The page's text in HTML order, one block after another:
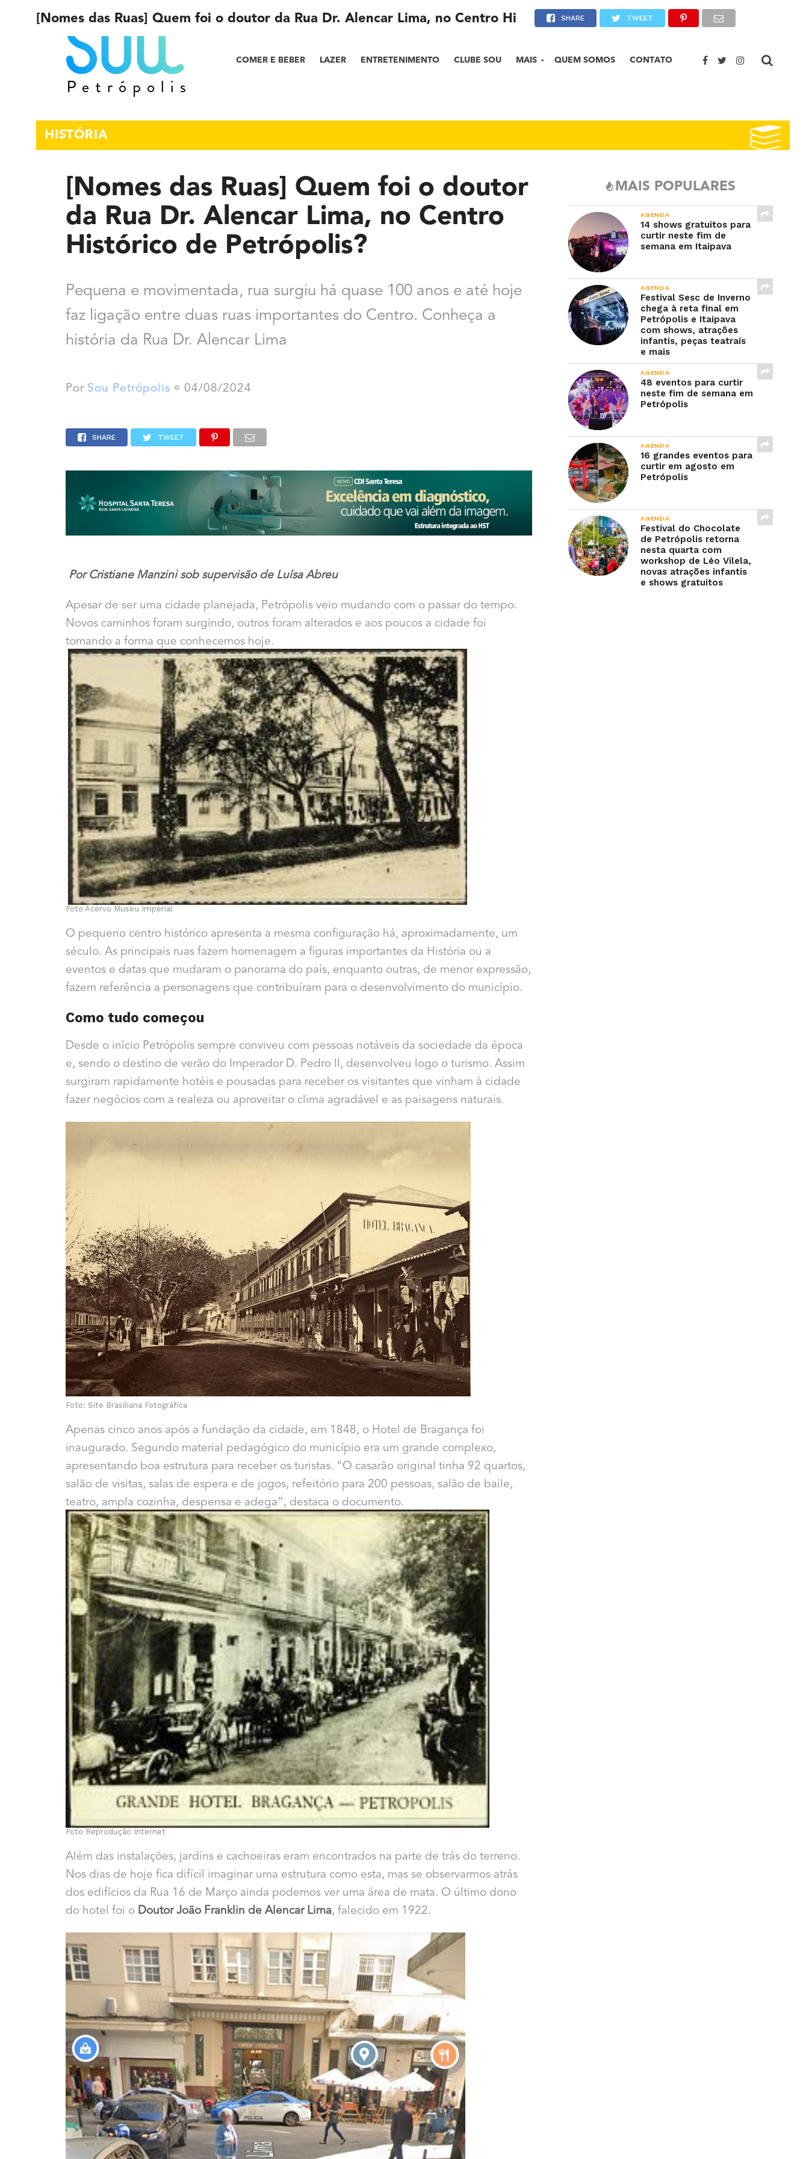
COMER E BEBER LAZER ENTRETENIMENTO CLUBE SOU MAIS QUEM SOMOS CONTATO
[Nomes das Ruas] Quem foi o doutor da Rua Dr. Alencar Lima, no Centro Histórico de Petrópolis?
SHARE TWEET
HISTÓRIA
[Nomes das Ruas] Quem foi o doutor
da Rua Dr. Alencar Lima, no Centro
Histórico de Petrópolis?
Pequena e movimentada, rua surgiu há quase 100 anos e até hoje
faz ligação entre duas ruas importantes do Centro. Conheça a
história da Rua Dr. Alencar Lima
Por Sou Petrópolis 04/08/2024
SHARE TWEET
Por Cristiane Manzini sob supervisão de Luísa Abreu
Apesar de ser uma cidade planejada, Petrópolis veio mudando com o passar do tempo.
Novos caminhos foram surgindo, outros foram alterados e aos poucos a cidade foi
tomando a forma que conhecemos hoje.
Foto Acervo Museu Imperial
O pequeno centro histórico apresenta a mesma configuração há, aproximadamente, um
século. As principais ruas fazem homenagem a figuras importantes da História ou a
eventos e datas que mudaram o panorama do país, enquanto outras, de menor expressão,
fazem referência a personagens que contribuíram para o desenvolvimento do município.
Como tudo começou
Desde o início Petrópolis sempre conviveu com pessoas notáveis da sociedade da época
e, sendo o destino de verão do Imperador D. Pedro II, desenvolveu logo o turismo. Assim
surgiram rapidamente hotéis e pousadas para receber os visitantes que vinham à cidade
fazer negócios com a realeza ou aproveitar o clima agradável e as paisagens naturais.
Foto: Site Brasiliana Fotográfica
Apenas cinco anos após a fundação da cidade, em 1848, o Hotel de Bragança foi
inaugurado. Segundo material pedagógico do município era um grande complexo,
apresentando boa estrutura para receber os turistas. “O casarão original tinha 92 quartos,
salão de visitas, salas de espera e de jogos, refeitório para 200 pessoas, salão de baile,
teatro, ampla cozinha, despensa e adega”, destaca o documento.
Foto Reprodução Internet
Além das instalações, jardins e cachoeiras eram encontrados na parte de trás do terreno.
Nos dias de hoje fica difícil imaginar uma estrutura como esta, mas se observarmos atrás
dos edifícios da Rua 16 de Março ainda podemos ver uma área de mata. O último dono
do hotel foi o Doutor João Franklin de Alencar Lima, falecido em 1922.
MAIS POPULARES
AGENDA
14 shows gratuitos para
curtir neste fim de
semana em Itaipava
AGENDA
Festival Sesc de Inverno
chega à reta final em
Petrópolis e Itaipava
com shows, atrações
infantis, peças teatrais
e mais
AGENDA
48 eventos para curtir
neste fim de semana em
Petrópolis
AGENDA
16 grandes eventos para
curtir em agosto em
Petrópolis
AGENDA
Festival do Chocolate
de Petrópolis retorna
nesta quarta com
workshop de Léo Vilela,
novas atrações infantis
e shows gratuitos